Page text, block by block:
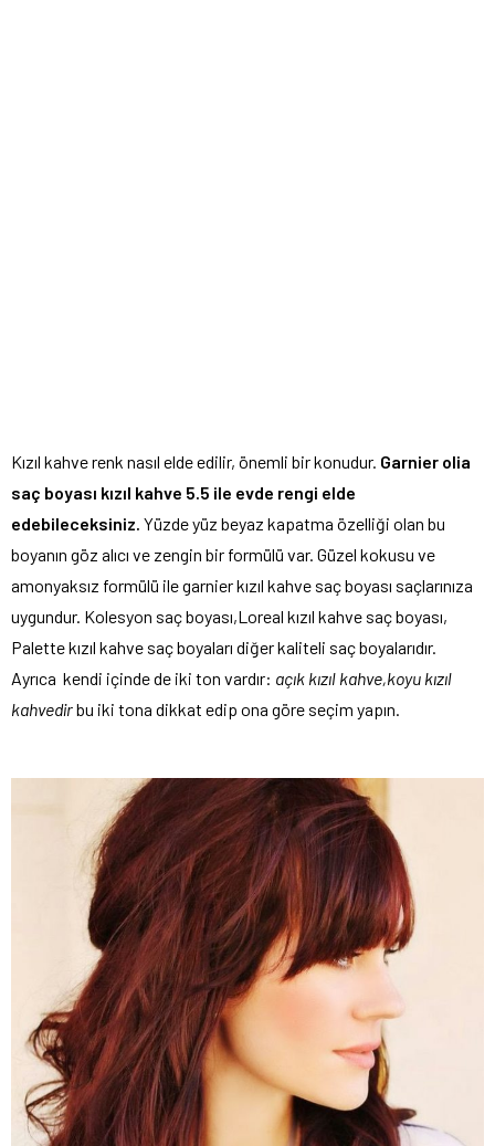
Kızıl kahve renk nasıl elde edilir, önemli bir konudur. Garnier olia
saç boyası kızıl kahve 5.5 ile evde rengi elde
edebileceksiniz. Yüzde yüz beyaz kapatma özelliği olan bu
boyanın göz alıcı ve zengin bir formülü var. Güzel kokusu ve
amonyaksız formülü ile garnier kızıl kahve saç boyası saçlarınıza
uygundur. Kolesyon saç boyası,Loreal kızıl kahve saç boyası,
Palette kızıl kahve saç boyaları diğer kaliteli saç boyalarıdır.
Ayrıca kendi içinde de iki ton vardır: açık kızıl kahve,koyu kızıl
kahvedirbu iki tona dikkat edip ona göre seçim yapın.